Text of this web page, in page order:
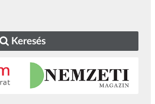
Keresés